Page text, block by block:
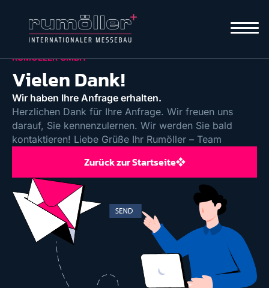
RUMÖLLER GMBH
Vielen Dank!
Wir haben Ihre Anfrage erhalten.
Herzlichen Dank für Ihre Anfrage. Wir freuen uns
darauf, Sie kennenzulernen. Wir werden Sie bald
kontaktieren! Liebe Grüße Ihr Rumöller – Team
Zurück zur Startseite